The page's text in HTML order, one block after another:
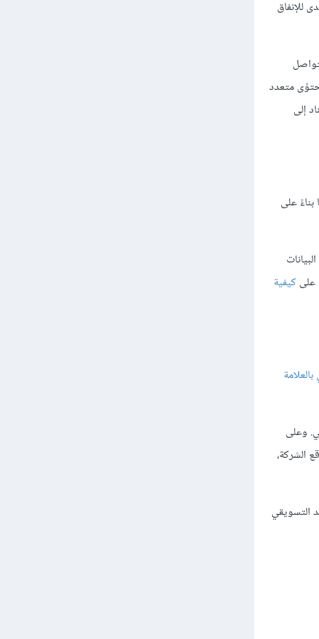
للإنفاق
متعدد
إلى
على
علىكيفية
وعلى
الشركة،
التسويقي